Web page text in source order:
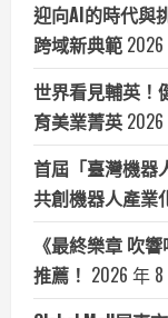
迎向AI的時代與
跨域新典範
世界看見輔英！
育美業菁英
首屆「臺灣機器
共創機器人產業
《最終樂章 吹
推薦！ 2026 年